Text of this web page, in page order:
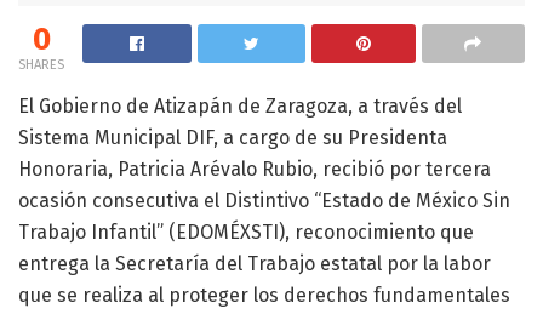
0
SHARES
El Gobierno de Atizapán de Zaragoza, a través del
Sistema Municipal DIF, a cargo de su Presidenta
Honoraria, Patricia Arévalo Rubio, recibió por tercera
ocasión consecutiva el Distintivo “Estado de México Sin
Trabajo Infantil” (EDOMÉXSTI), reconocimiento que
entrega la Secretaría del Trabajo estatal por la labor
que se realiza al proteger los derechos fundamentales